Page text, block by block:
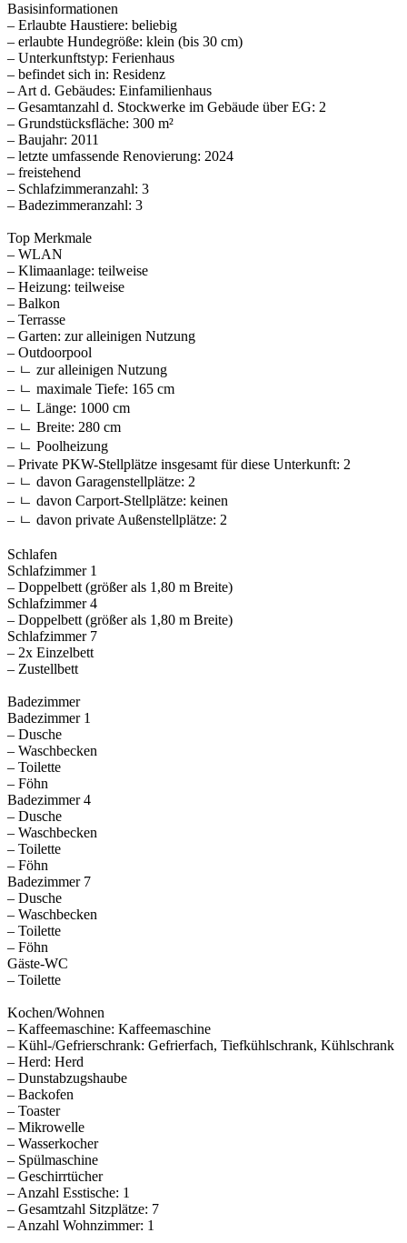
Basisinformationen
– Erlaubte Haustiere: beliebig
– erlaubte Hundegröße: klein (bis 30 cm)
– Unterkunftstyp: Ferienhaus
– befindet sich in: Residenz
– Art d. Gebäudes: Einfamilienhaus
– Gesamtanzahl d. Stockwerke im Gebäude über EG: 2
– Grundstücksfläche: 300 m²
– Baujahr: 2011
– letzte umfassende Renovierung: 2024
– freistehend
– Schlafzimmeranzahl: 3
– Badezimmeranzahl: 3
Top Merkmale
– WLAN
– Klimaanlage: teilweise
– Heizung: teilweise
– Balkon
– Terrasse
– Garten: zur alleinigen Nutzung
– Outdoorpool
– ㄴ zur alleinigen Nutzung
– ㄴ maximale Tiefe: 165 cm
– ㄴ Länge: 1000 cm
– ㄴ Breite: 280 cm
– ㄴ Poolheizung
– Private PKW-Stellplätze insgesamt für diese Unterkunft: 2
– ㄴ davon Garagenstellplätze: 2
– ㄴ davon Carport-Stellplätze: keinen
– ㄴ davon private Außen­stellplätze: 2
Schlafen
Schlafzimmer 1
– Doppelbett (größer als 1,80 m Breite)
Schlafzimmer 4
– Doppelbett (größer als 1,80 m Breite)
Schlafzimmer 7
– 2x Einzelbett
– Zustellbett
Badezimmer
Badezimmer 1
– Dusche
– Waschbecken
– Toilette
– Föhn
Badezimmer 4
– Dusche
– Waschbecken
– Toilette
– Föhn
Badezimmer 7
– Dusche
– Waschbecken
– Toilette
– Föhn
Gäste-WC
– Toilette
Kochen/Wohnen
– Kaffeemaschine: Kaffeemaschine
– Kühl-/Gefrierschrank: Gefrierfach, Tiefkühlschrank, Kühlschrank
– Herd: Herd
– Dunstabzugshaube
– Backofen
– Toaster
– Mikrowelle
– Wasserkocher
– Spülmaschine
– Geschirrtücher
– Anzahl Esstische: 1
– Gesamtzahl Sitzplätze: 7
– Anzahl Wohnzimmer: 1